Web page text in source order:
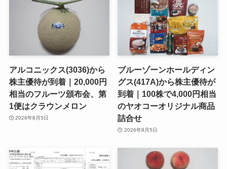
アルコニックス(3036)から
株主優待が到着｜20,000円
相当のフルーツ頒布会、第
1便はクラウンメロン
2026年8月5日
ブルーゾーンホールディン
グス(417A)から株主優待が
到着｜100株で4,000円相当
のヤオコーオリジナル商品
詰合せ
2026年8月5日